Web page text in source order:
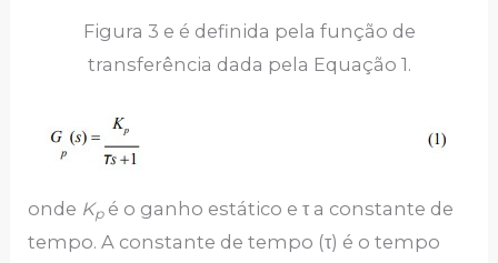
Figura 3 e é definida pela função de
transferência dada pela Equação 1.
onde Kp é o ganho estático e τ a constante de
tempo. A constante de tempo (τ) é o tempo